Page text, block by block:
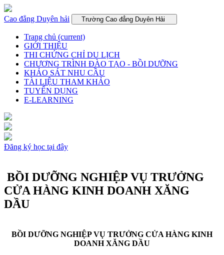
Cao đẳng Duyên hải Trường Cao đẳng Duyên Hải
Trang chủ (current)
GIỚI THIỆU
THI CHỨNG CHỈ DU LỊCH
CHƯƠNG TRÌNH ĐÀO TẠO - BỒI DƯỠNG
KHẢO SÁT NHU CẦU
TÀI LIỆU THAM KHẢO
TUYỂN DỤNG
E-LEARNING
Đăng ký học tại đây
BỒI DƯỠNG NGHIỆP VỤ TRƯỞNG
CỬA HÀNG KINH DOANH XĂNG
DẦU
BỒI DƯỠNG NGHIỆP VỤ TRƯỞNG CỬA HÀNG KINH
DOANH XĂNG DẦU